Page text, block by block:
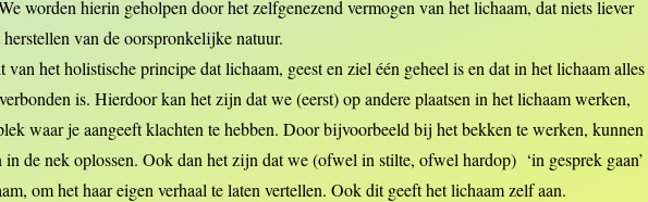
worden hierin geholpen door het zelfgenezend vermogen van het lichaam, dat niets liever
van de oorspronkelijke natuur.
van het holistische principe dat lichaam, geest en ziel één geheel is en dat in het lichaam alles
is. Hierdoor kan het zijn dat we (eerst) op andere plaatsen in het lichaam werken,
waar je aangeeft klachten te hebben. Door bijvoorbeeld bij het bekken te werken, kunnen
in de nek oplossen. Ook dan het zijn dat we (ofwel in stilte, ofwel hardop) ‘in gesprek gaan’
om het haar eigen verhaal te laten vertellen. Ook dit geeft het lichaam zelf aan.